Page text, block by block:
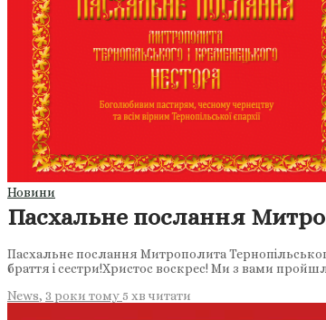
Новини
Пасхальне послання
Пасхальне послання Митрополита
браття і сестри!Христос воскрес! Ми з вами
News, 3 роки тому5 хв читати